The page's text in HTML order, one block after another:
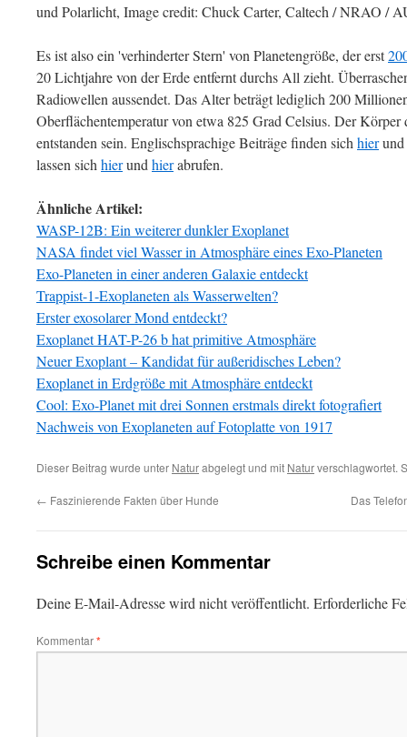
und Polarlicht, Image credit: Chuck Carter, Caltech / NRAO /
Es ist also ein 'verhinderter Stern' von Planetengröße, der erst
20 Lichtjahre von der Erde entfernt durchs All zieht.
Radiowellen aussendet. Das Alter beträgt lediglich 200
Oberflächentemperatur von etwa 825 Grad Celsius. Der
entstanden sein. Englischsprachige Beiträge finden sich hierund
lassen sich hierund hierabrufen.
Ähnliche Artikel:
WASP-12B: Ein weiterer dunkler Exoplanet
NASA findet viel Wasser in Atmosphäre eines Exo-Planeten
Exo-Planeten in einer anderen Galaxie entdeckt
Trappist-1-Exoplaneten als Wasserwelten?
Erster exosolarer Mond entdeckt?
Exoplanet HAT-P-26 b hat primitive Atmosphäre
Neuer Exoplant – Kandidat für außeridisches Leben?
Exoplanet in Erdgröße mit Atmosphäre entdeckt
Cool: Exo-Planet mit drei Sonnen erstmals direkt fotografiert
Nachweis von Exoplaneten auf Fotoplatte von 1917
Dieser Beitrag wurde unter Naturabgelegt und mit Naturverschlagwortet.
← Faszinierende Fakten über Hunde Das
Schreibe einen Kommentar
Deine E-Mail-Adresse wird nicht veröffentlicht. Erforderliche
Kommentar*